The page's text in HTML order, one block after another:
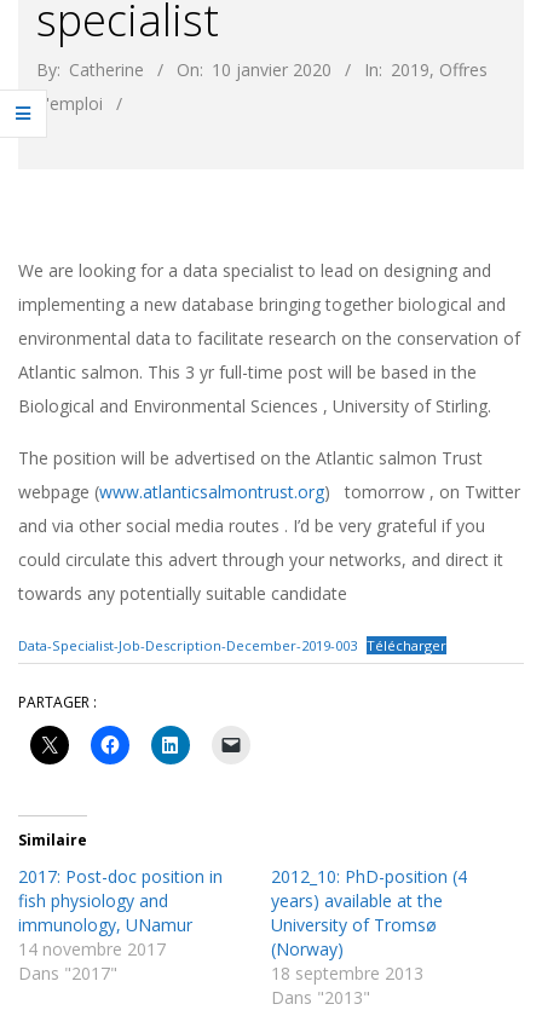
specialist
By: Catherine On: 10 janvier 2020 In: 2019, Offres
d'emploi
We are looking for a data specialist to lead on designing and
implementing a new database bringing together biological and
environmental data to facilitate research on the conservation of
Atlantic salmon. This 3 yr full-time post will be based in the
Biological and Environmental Sciences , University of Stirling.
The position will be advertised on the Atlantic salmon Trust
webpage (www.atlanticsalmontrust.org) tomorrow , on Twitter
and via other social media routes . I’d be very grateful if you
could circulate this advert through your networks, and direct it
towards any potentially suitable candidate
Data-Specialist-Job-Description-December-2019-003 Télécharger
PARTAGER :
Similaire
2017: Post-doc position in
fish physiology and
immunology, UNamur
14 novembre 2017
Dans "2017"
2012_10: PhD-position (4
years) available at the
University of Tromsø
(Norway)
18 septembre 2013
Dans "2013"